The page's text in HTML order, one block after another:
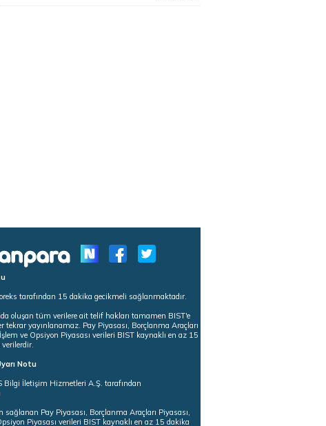
tarafından 15 dakika gecikmeli sağlanmaktadır.
oluşan tüm verilere ait telif hakları tamamen BIST'e
tekrar yayınlanamaz. Pay Piyasası, Borçlanma Araçları
ve Opsiyon Piyasası verileri BIST kaynaklı en az 15
Notu
Bilgi İletişim Hizmetleri A.Ş. tarafından
sağlanan Pay Piyasası, Borçlanma Araçları Piyasası,
Piyasası verileri BIST kaynaklı en az 15 dakika